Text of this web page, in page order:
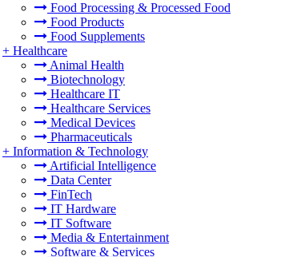
Food Processing & Processed Food
Food Products
Food Supplements
+ Healthcare
Animal Health
Biotechnology
Healthcare IT
Healthcare Services
Medical Devices
Pharmaceuticals
+ Information & Technology
Artificial Intelligence
Data Center
FinTech
IT Hardware
IT Software
Media & Entertainment
Software & Services